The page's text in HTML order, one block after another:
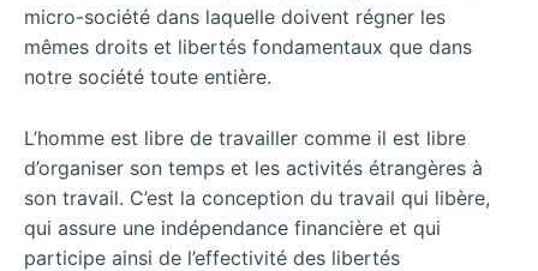
micro-société dans laquelle doivent régner les
mêmes droits et libertés fondamentaux que dans
notre société toute entière.
L’homme est libre de travailler comme il est libre
d’organiser son temps et les activités étrangères à
son travail. C’est la conception du travail qui libère,
qui assure une indépendance financière et qui
participe ainsi de l’effectivité des libertés